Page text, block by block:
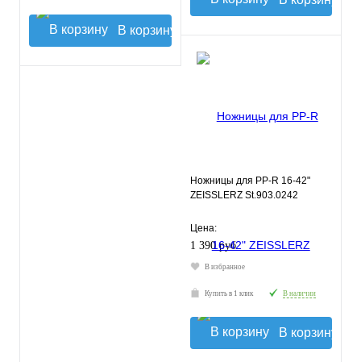
В корзину
Ножницы для PP-R 16-42"
ZEISSLERZ St.903.0242
Цена:
1 390 руб.
В избранное
Купить в 1 клик В наличии
В корзину